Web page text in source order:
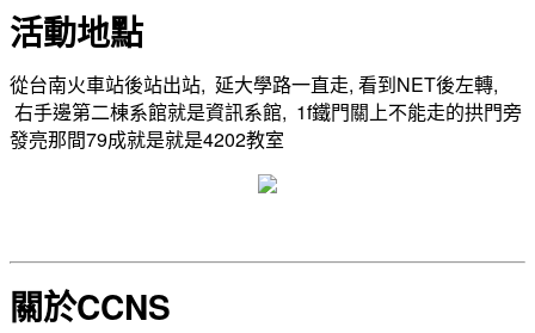
活動地點
從台南火車站後站出站, 延大學路一直走, 看到NET後左轉,
右手邊第二棟系館就是資訊系館, 1f鐵門關上不能走的拱門旁
發亮那間79成就是就是4202教室
關於CCNS